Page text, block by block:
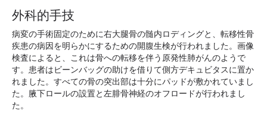
外科的手技
病変の手術固定のために右大腿骨の髄内ロディングと、転移性骨
疾患の病因を明らかにするための開腹生検が行われました。画像
検査によると、これは骨への転移を伴う原発性肺がんのようで
す。患者はビーンバッグの助けを借りて側方デキュビタスに置か
れました。すべての骨の突出部は十分にパッドが敷かれていまし
た。腋下ロールの設置と左腓骨神経のオフロードが行われまし
た。